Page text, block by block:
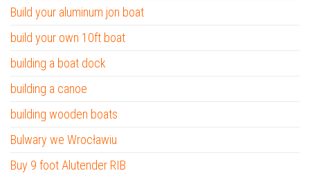
Build your aluminum jon boat
build your own 10ft boat
building a boat dock
building a canoe
building wooden boats
Bulwary we Wrocławiu
Buy 9 foot Alutender RIB